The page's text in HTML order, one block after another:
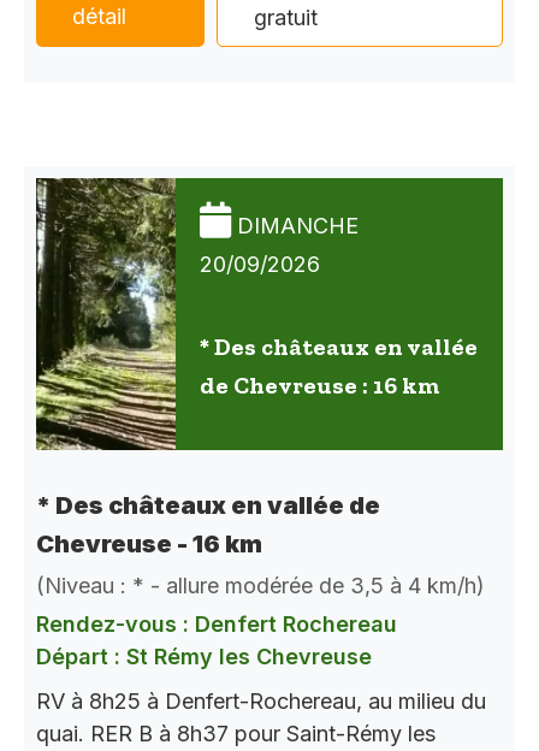
détail
gratuit
DIMANCHE
20/09/2026
* Des châteaux en vallée
de Chevreuse : 16 km
* Des châteaux en vallée de
Chevreuse - 16 km
(Niveau : * - allure modérée de 3,5 à 4 km/h)
Rendez-vous : Denfert Rochereau
Départ : St Rémy les Chevreuse
RV à 8h25 à Denfert-Rochereau, au milieu du
quai. RER B à 8h37 pour Saint-Rémy les